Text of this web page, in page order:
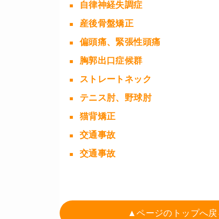
自律神経失調症
産後骨盤矯正
偏頭痛、緊張性頭痛
胸郭出口症候群
ストレートネック
テニス肘、野球肘
猫背矯正
交通事故
交通事故
▲ページのトップへ戻